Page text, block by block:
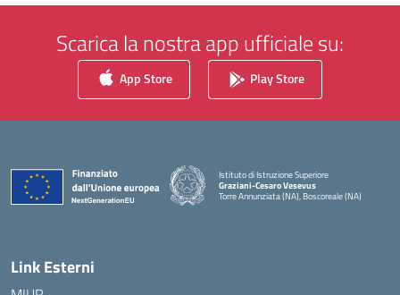
Scarica la nostra app ufficiale su:
App Store Play Store
Istituto di Istruzione Superiore
Graziani-Cesaro Vesevus
Torre Annunziata (NA), Boscoreale (NA)
Link Esterni